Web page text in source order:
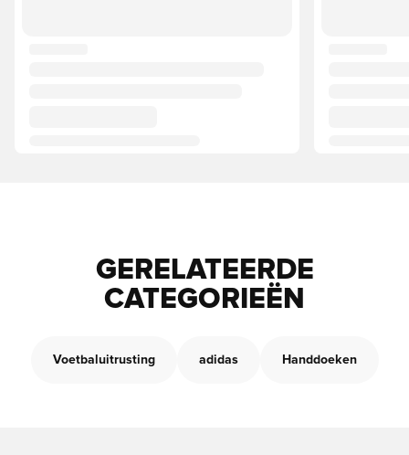
GERELATEERDE
CATEGORIEËN
Voetbaluitrusting adidas Handdoeken